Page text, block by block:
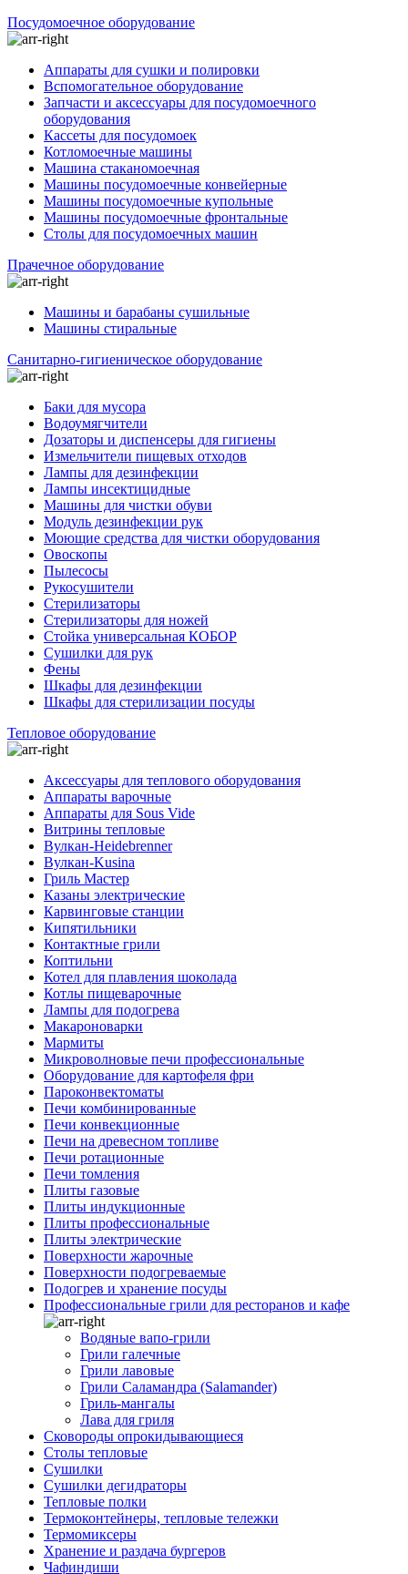
Посудомоечное оборудование
Аппараты для сушки и полировки
Вспомогательное оборудование
Запчасти и аксессуары для посудомоечного
оборудования
Кассеты для посудомоек
Котломоечные машины
Машина стаканомоечная
Машины посудомоечные конвейерные
Машины посудомоечные купольные
Машины посудомоечные фронтальные
Столы для посудомоечных машин
Прачечное оборудование
Машины и барабаны сушильные
Машины стиральные
Санитарно-гигиеническое оборудование
Баки для мусора
Водоумягчители
Дозаторы и диспенсеры для гигиены
Измельчители пищевых отходов
Лампы для дезинфекции
Лампы инсектицидные
Машины для чистки обуви
Модуль дезинфекции рук
Моющие средства для чистки оборудования
Овоскопы
Пылесосы
Рукосушители
Стерилизаторы
Стерилизаторы для ножей
Стойка универсальная КОБОР
Сушилки для рук
Фены
Шкафы для дезинфекции
Шкафы для стерилизации посуды
Тепловое оборудование
Аксессуары для теплового оборудования
Аппараты варочные
Аппараты для Sous Vide
Витрины тепловые
Вулкан-Heidebrenner
Вулкан-Kusina
Гриль Мастер
Казаны электрические
Карвинговые станции
Кипятильники
Контактные грили
Коптильни
Котел для плавления шоколада
Котлы пищеварочные
Лампы для подогрева
Макароноварки
Мармиты
Микроволновые печи профессиональные
Оборудование для картофеля фри
Пароконвектоматы
Печи комбинированные
Печи конвекционные
Печи на древесном топливе
Печи ротационные
Печи томления
Плиты газовые
Плиты индукционные
Плиты профессиональные
Плиты электрические
Поверхности жарочные
Поверхности подогреваемые
Подогрев и хранение посуды
Профессиональные грили для ресторанов и кафе
Водяные вапо-грили
Грили галечные
Грили лавовые
Грили Саламандра (Salamander)
Гриль-мангалы
Лава для гриля
Сковороды опрокидывающиеся
Столы тепловые
Сушилки
Сушилки дегидраторы
Тепловые полки
Термоконтейнеры, тепловые тележки
Термомиксеры
Хранение и раздача бургеров
Чафиндиши